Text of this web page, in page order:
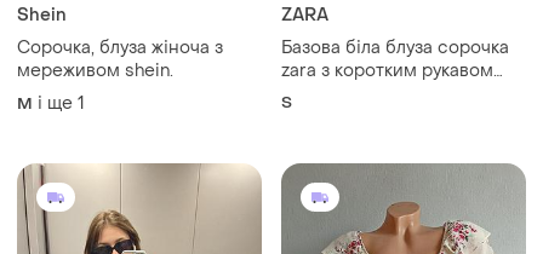
Shein
Сорочка, блуза жіноча з
мереживом shein.
M і ще 1
ZARA
Базова біла блуза сорочка
zara з коротким рукавом
шовковиста тканина
S